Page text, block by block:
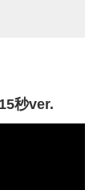
秒ver.